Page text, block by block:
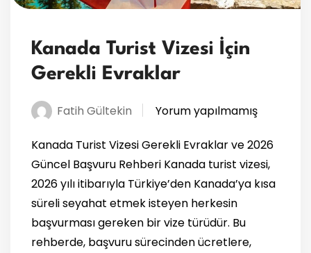
Kanada Turist Vizesi İçin
Gerekli Evraklar
Fatih Gültekin Yorum yapılmamış
Kanada Turist Vizesi Gerekli Evraklar ve 2026
Güncel Başvuru Rehberi Kanada turist vizesi,
2026 yılı itibarıyla Türkiye’den Kanada’ya kısa
süreli seyahat etmek isteyen herkesin
başvurması gereken bir vize türüdür. Bu
rehberde, başvuru sürecinden ücretlere,